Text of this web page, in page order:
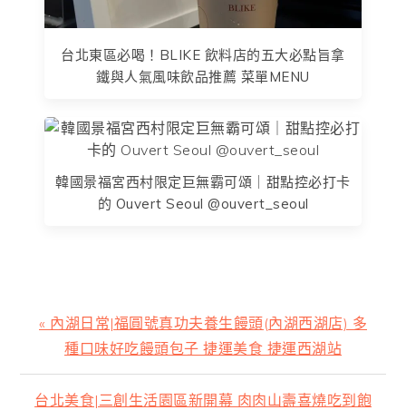
台北東區必喝！BLIKE 飲料店的五大必點旨拿
鐵與人氣風味飲品推薦 菜單MENU
韓國景福宮西村限定巨無霸可頌｜甜點控必打卡
的 Ouvert Seoul @ouvert_seoul
上
篇
文
« 內湖日常|福圓號真功夫養生饅頭(內湖西湖店) 多
種口味好吃饅頭包子 捷運美食 捷運西湖站
下
台北美食|三創生活園區新開幕 肉肉山壽喜燒吃到飽